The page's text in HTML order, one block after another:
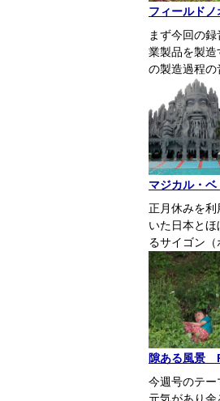
フィールドノ
まず今回の
業製品を製
の製造過程の
マジカル・
正月休みを
いた日本と
るサイゴン（
隙ある風景
今週号のテー